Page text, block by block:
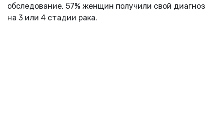
обследование. 57% женщин получили свой диагноз
на 3 или 4 стадии рака.